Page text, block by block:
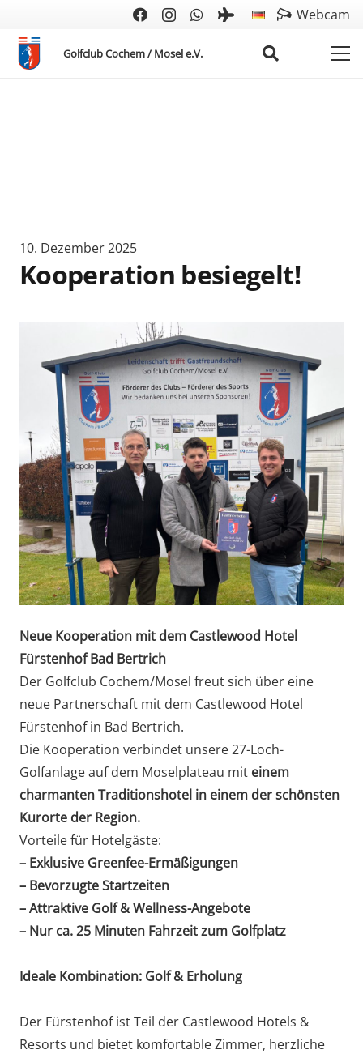
Webcam
Golfclub Cochem / Mosel e.V.
10. Dezember 2025
Kooperation besiegelt!
Neue Kooperation mit dem Castlewood Hotel
Fürstenhof Bad Bertrich
Der Golfclub Cochem/Mosel freut sich über eine
neue Partnerschaft mit dem Castlewood Hotel
Fürstenhof in Bad Bertrich.
Die Kooperation verbindet unsere 27-Loch-
Golfanlage auf dem Moselplateau mit einem
charmanten Traditionshotel in einem der schönsten
Kurorte der Region.
Vorteile für Hotelgäste:
– Exklusive Greenfee-Ermäßigungen
– Bevorzugte Startzeiten
– Attraktive Golf & Wellness-Angebote
– Nur ca. 25 Minuten Fahrzeit zum Golfplatz
Ideale Kombination: Golf & Erholung
Der Fürstenhof ist Teil der Castlewood Hotels &
Resorts und bietet komfortable Zimmer, herzliche